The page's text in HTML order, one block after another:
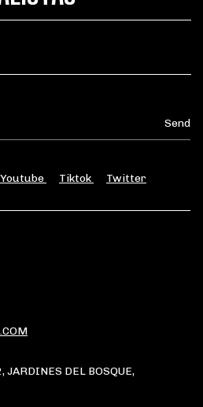
Youtube Tiktok Twitter
DEL BOSQUE,